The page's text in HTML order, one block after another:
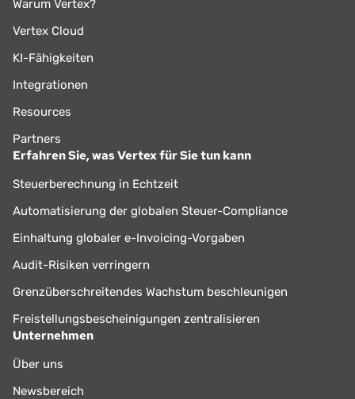
Warum Vertex?
Vertex Cloud
KI-Fähigkeiten
Integrationen
Resources
Partners
Erfahren Sie, was Vertex für Sie tun kann
Steuerberechnung in Echtzeit
Automatisierung der globalen Steuer-Compliance
Einhaltung globaler e-Invoicing-Vorgaben
Audit-Risiken verringern
Grenzüberschreitendes Wachstum beschleunigen
Freistellungsbescheinigungen zentralisieren
Unternehmen
Über uns
Newsbereich